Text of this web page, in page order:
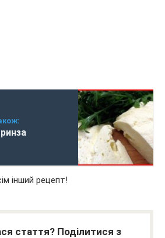
інший рецепт!
стаття? Поділитися з